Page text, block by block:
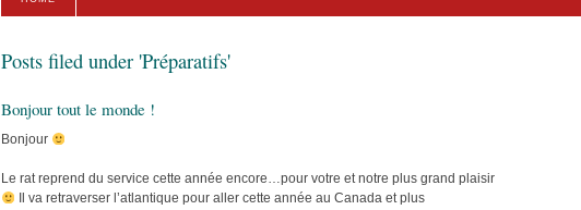
Posts filed under 'Préparatifs'
Bonjour tout le monde !
Bonjour
Le rat reprend du service cette année encore…pour votre et notre plus grand plaisir
Il va retraverser l’atlantique pour aller cette année au Canada et plus